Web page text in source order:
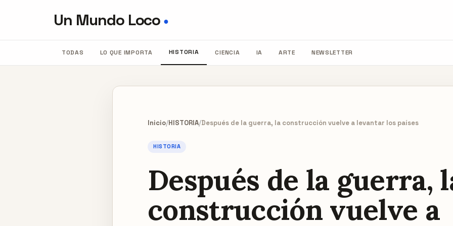
Un Mundo Loco ●
TODAS LO QUE IMPORTA HISTORIA CIENCIA IA ARTE NEWSLETTER
Inicio/HISTORIA/Después de la guerra, la construcción vuelve a levantar los países
HISTORIA
Después de la guerra,
construcción vuelve a